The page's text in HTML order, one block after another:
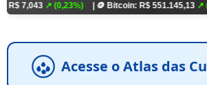
↗ (0,23%) | 🪙 Bitcoin: R$ 551.145,13↗ (1,65) | ⛓️
Acesse o Atlas das